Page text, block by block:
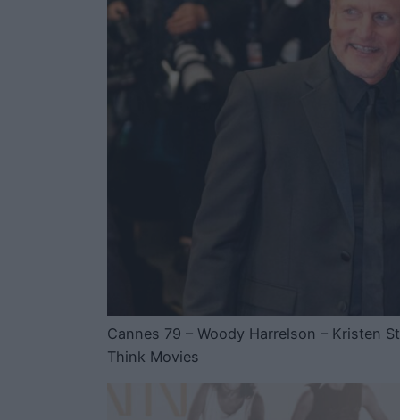
Cannes 79 – Woody Harrelson – Kristen
Think Movies